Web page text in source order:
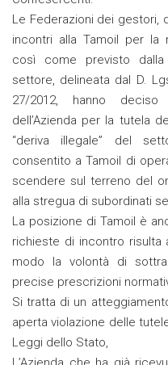
Le Federazioni dei gestori,
incontri alla Tamoil per la
così come previsto
settore, delineata dal D.
27/2012, hanno
dell’Azienda per la tutela
“deriva illegale” del
consentito a Tamoil di
scendere sul terreno del
alla stregua di subordinati
La posizione di Tamoil è
richieste di incontro risulta
modo la volontà di
precise prescrizioni
Si tratta di un
aperta violazione delle
Leggi dello Stato,